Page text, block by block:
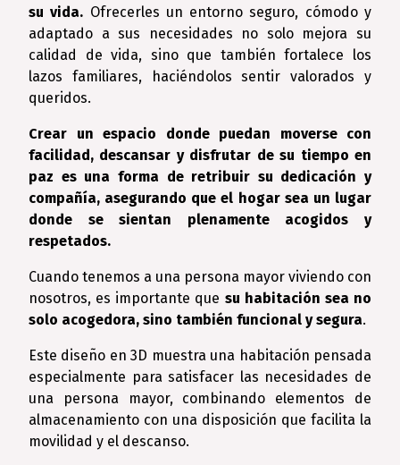
su vida. Ofrecerles un entorno seguro, cómodo y
adaptado a sus necesidades no solo mejora su
calidad de vida, sino que también fortalece los
lazos familiares, haciéndolos sentir valorados y
queridos.
Crear un espacio donde puedan moverse con
facilidad, descansar y disfrutar de su tiempo en
paz es una forma de retribuir su dedicación y
compañía, asegurando que el hogar sea un lugar
donde se sientan plenamente acogidos y
respetados.
Cuando tenemos a una persona mayor viviendo con
nosotros, es importante que su habitación sea no
solo acogedora, sino también funcional y segura.
Este diseño en 3D muestra una habitación pensada
especialmente para satisfacer las necesidades de
una persona mayor, combinando elementos de
almacenamiento con una disposición que facilita la
movilidad y el descanso.